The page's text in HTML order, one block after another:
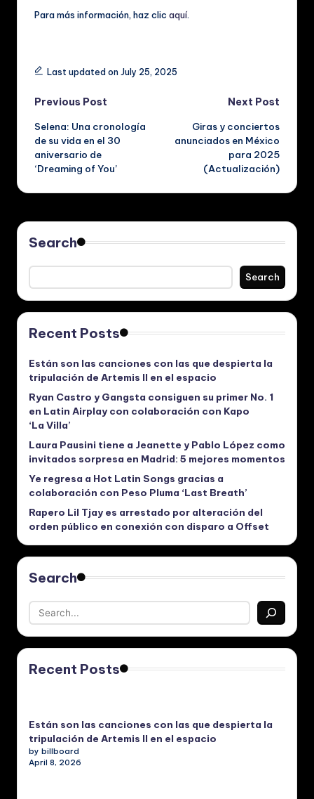
Para más información, haz clic aquí.
Tags:Last updated on July 25, 2025
Post
navigation
Previous Post
Selena: Una cronología
de su vida en el 30
aniversario de
‘Dreaming of You’
Next Post
Giras y conciertos
anunciados en México
para 2025
(Actualización)
Search
Search
Recent Posts
Están son las canciones con las que despierta la
tripulación de Artemis II en el espacio
Ryan Castro y Gangsta consiguen su primer No. 1
en Latin Airplay con colaboración con Kapo
‘La Villa’
Laura Pausini tiene a Jeanette y Pablo López como
invitados sorpresa en Madrid: 5 mejores momentos
Ye regresa a Hot Latin Songs gracias a
colaboración con Peso Pluma ‘Last Breath’
Rapero Lil Tjay es arrestado por alteración del
orden público en conexión con disparo a Offset
Search
Recent Posts
Están son las canciones con las que despierta la
tripulación de Artemis II en el espacio
by billboard
April 8, 2026